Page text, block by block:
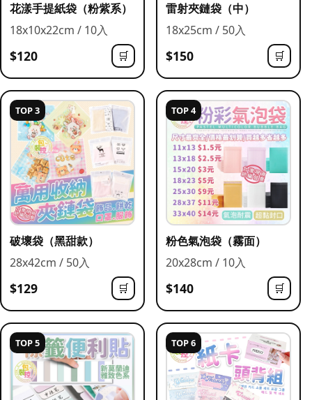
花漾手提紙袋（粉紫系）
18x10x22cm / 10入
$120 🛒
雷射夾鏈袋（中）
18x25cm / 50入
$150 🛒
TOP 3
破壞袋（黑甜款）
28x42cm / 50入
$129 🛒
TOP 4
粉色氣泡袋（霧面）
20x28cm / 10入
$140 🛒
TOP 5 TOP 6